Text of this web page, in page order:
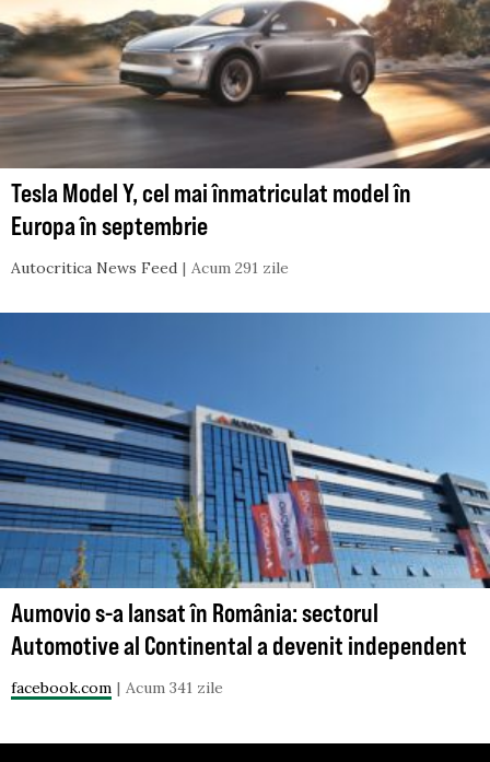
Tesla Model Y, cel mai înmatriculat model în
Europa în septembrie
Autocritica News Feed Acum 291 zile
Aumovio s-a lansat în România: sectorul
Automotive al Continental a devenit independent
facebook.com Acum 341 zile